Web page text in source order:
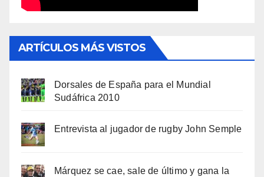
ARTÍCULOS MÁS VISTOS
Dorsales de España para el Mundial
Sudáfrica 2010
Entrevista al jugador de rugby John Semple
Márquez se cae, sale de último y gana la